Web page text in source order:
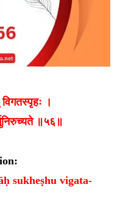
विगतस्पृहः ।
॥५६॥
sukheṣhu vigata-